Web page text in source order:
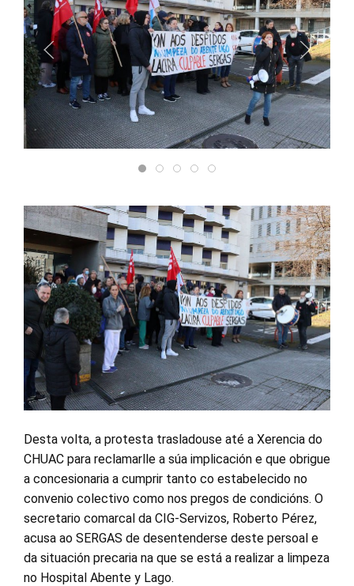
Desta volta, a protesta trasladouse até a Xerencia do
CHUAC para reclamarlle a súa implicación e que obrigue
a concesionaria a cumprir tanto co estabelecido no
convenio colectivo como nos pregos de condicións. O
secretario comarcal da CIG-Servizos, Roberto Pérez,
acusa ao SERGAS de desentenderse deste persoal e
da situación precaria na que se está a realizar a limpeza
no Hospital Abente y Lago.